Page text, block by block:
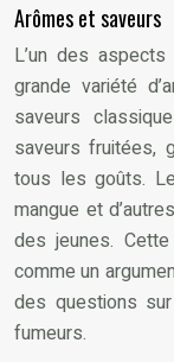
Arômes et saveurs
L’un des
grande variété
saveurs
saveurs fruitées,
tous les goûts.
mangue et
des jeunes.
comme un
des questions
fumeurs.